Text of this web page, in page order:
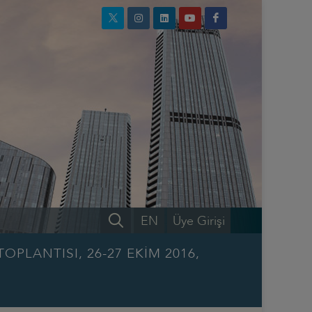
Üye Girişi
EN
26-27 EKİM 2016,